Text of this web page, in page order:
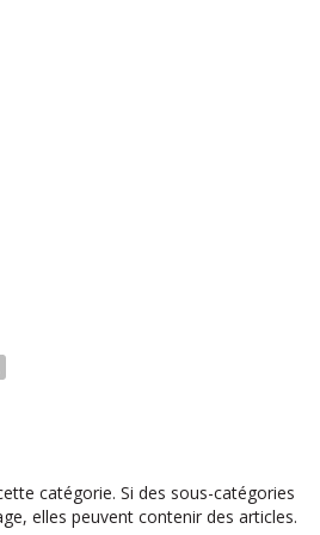
catégorie. Si des sous-catégories
elles peuvent contenir des articles.